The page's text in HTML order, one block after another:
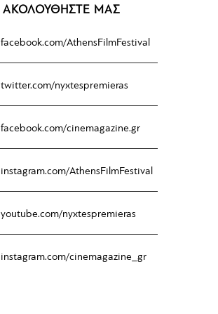
ΑΚΟΛΟΥΘΗΣΤΕ ΜΑΣ
facebook.com/AthensFilmFestival
twitter.com/nyxtespremieras
facebook.com/cinemagazine.gr
instagram.com/AthensFilmFestival
youtube.com/nyxtespremieras
instagram.com/cinemagazine_gr